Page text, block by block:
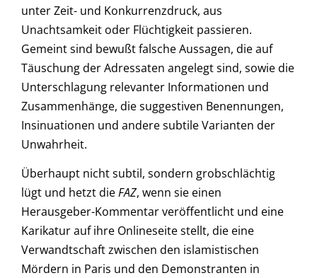
unter Zeit- und Konkurrenzdruck, aus
Unachtsamkeit oder Flüchtigkeit passieren.
Gemeint sind bewußt falsche Aussagen, die auf
Täuschung der Adressaten angelegt sind, sowie die
Unterschlagung relevanter Informationen und
Zusammenhänge, die suggestiven Benennungen,
Insinuationen und andere subtile Varianten der
Unwahrheit.
Überhaupt nicht subtil, sondern grobschlächtig
lügt und hetzt dieFAZ, wenn sie einen
Herausgeber-Kommentar veröffentlicht und eine
Karikatur auf ihre Onlineseite stellt, die eine
Verwandtschaft zwischen den islamistischen
Mördern in Paris und den Demonstranten in